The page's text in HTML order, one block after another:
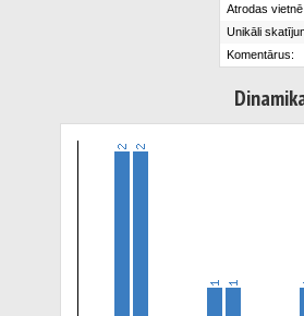
Atrodas
Unikāli
Komentārus: